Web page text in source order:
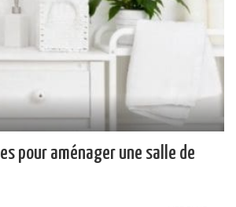
pour aménager une salle de